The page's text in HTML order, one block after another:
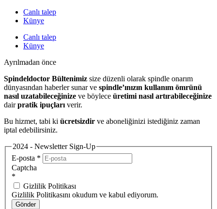
Canlı talep
Künye
Canlı talep
Künye
Ayrılmadan önce
Spindeldoctor Bültenimiz size düzenli olarak spindle onarım
dünyasından haberler sunar ve spindle’ınızın kullanım ömrünü
nasıl uzatabileceğinize ve böylece üretimi nasıl artırabileceğinize
dairpratik ipuçları verir.
Bu hizmet, tabi ki ücretsizdir ve aboneliğinizi istediğiniz zaman
iptal edebilirsiniz.
2024 - Newsletter Sign-Up
E-posta *
Captcha
*
Gizlilik Politikası
Gizlilik Politikasını okudum ve kabul ediyorum.
Gönder